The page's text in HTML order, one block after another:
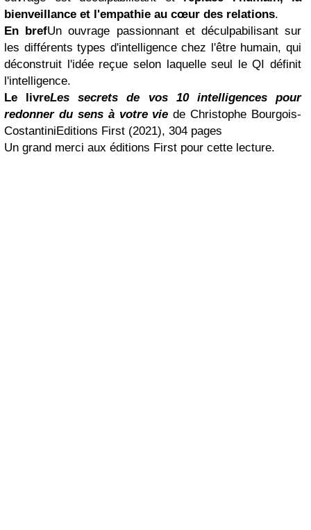
bienveillance et l'empathie au cœur des relations.
En brefUn ouvrage passionnant et déculpabilisant sur
les différents types d'intelligence chez l'être humain, qui
déconstruit l'idée reçue selon laquelle seul le QI définit
l'intelligence.
Le livreLes secrets de vos 10 intelligences pour
redonner du sens à votre viede Christophe Bourgois-
CostantiniEditions First (2021), 304 pages
Un grand merci aux éditions First pour cette lecture.